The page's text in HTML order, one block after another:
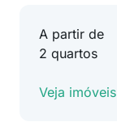
A partir de
2 quartos
Veja imóveis